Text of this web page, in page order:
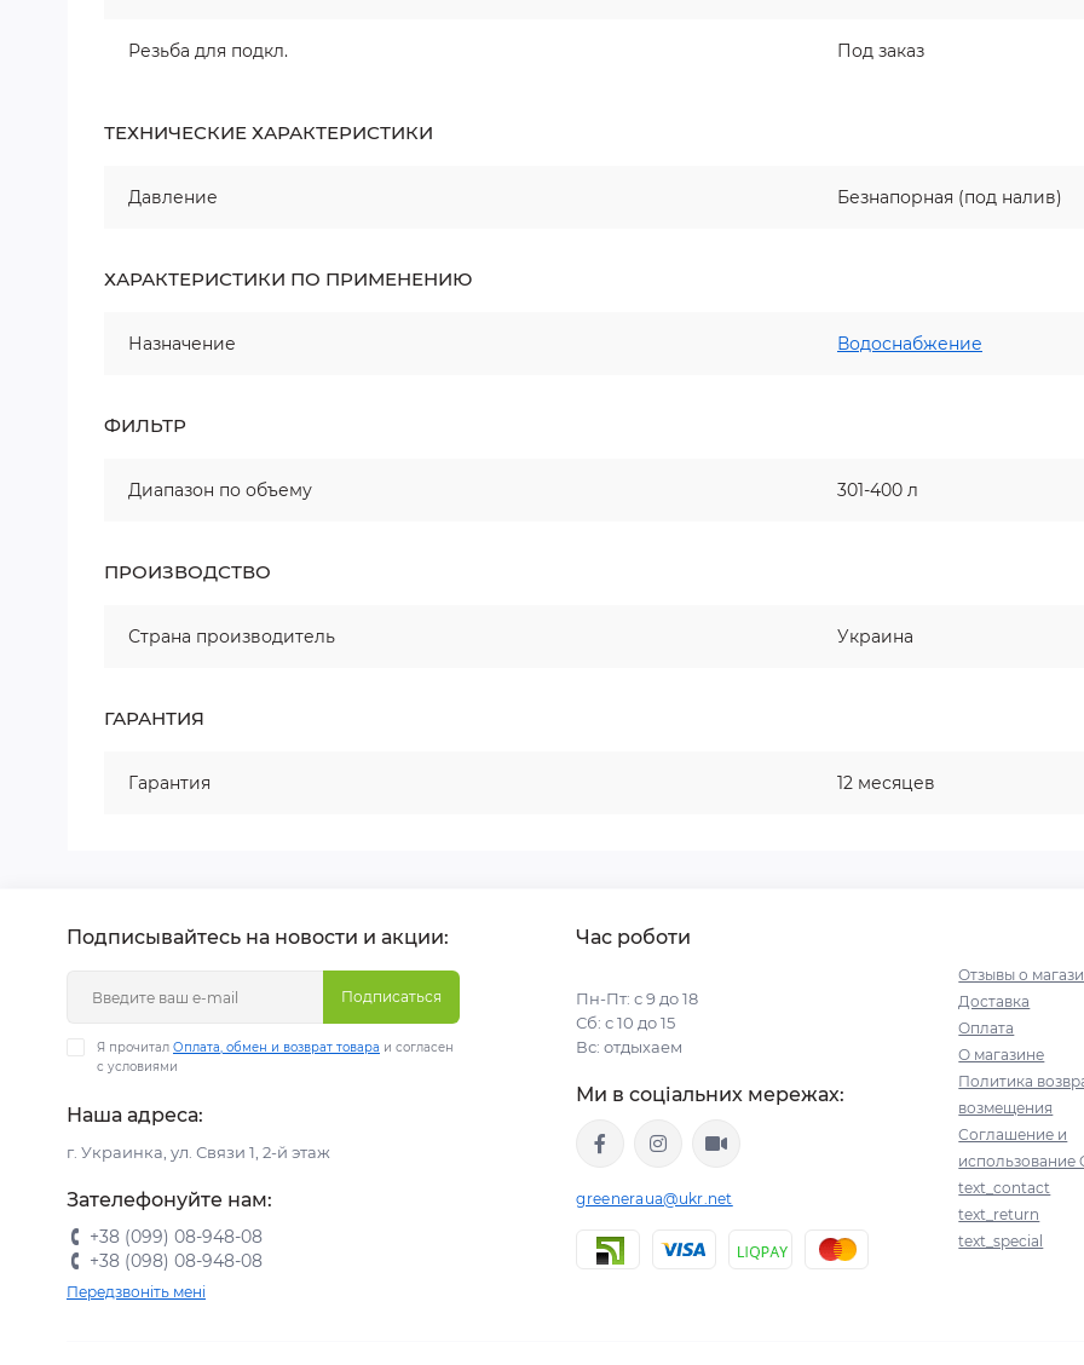
Резьба для подкл. Под заказ
ТЕХНИЧЕСКИЕ ХАРАКТЕРИСТИКИ
Давление Безнапорная (под налив)
ХАРАКТЕРИСТИКИ ПО ПРИМЕНЕНИЮ
Назначение Водоснабжение
ФИЛЬТР
Диапазон по объему 301-400 л
ПРОИЗВОДСТВО
Страна производитель Украина
ГАРАНТИЯ
Гарантия 12 месяцев
Подписывайтесь на новости и акции:
Подписаться
Я прочитал Оплата, обмен и возврат товара и согласен
с условиями
Наша адреса:
г. Украинка, ул. Связи 1, 2-й этаж
Зателефонуйте нам:
+38 (099) 08-948-08
+38 (098) 08-948-08
Передзвоніть мені
Час роботи
Пн-Пт: с 9 до 18
Сб: с 10 до 15
Вс: отдыхаем
Ми в соціальних мережах:
greeneraua@ukr.net
Отзывы о
Доставка
Оплата
О магазине
Политика
возмещения
Соглашение и
использование
text_contact
text_return
text_special